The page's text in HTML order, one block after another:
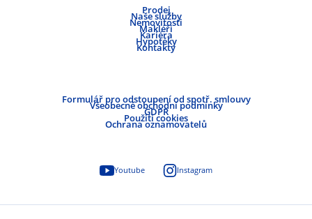
Prodej
Naše služby
Nemovitosti
Makléři
Kariéra
Hypotéky
Kontakty
Formulář pro odstoupení od spotř. smlouvy
Všeobecné obchodní podmínky
GDPR
Použití cookies
Ochrana oznamovatelů
Youtube Instagram